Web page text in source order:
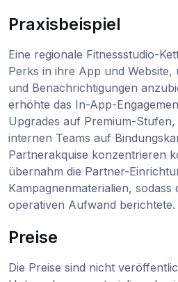
Praxisbeispiel
Eine regionale Fitnessstudio-
Perks in ihre App und Website,
und Benachrichtigungen
erhöhte das In-App-
Upgrades auf Premium-
internen Teams auf
Partnerakquise konzentrieren
übernahm die Partner-
Kampagnenmaterialien, sodass
operativen Aufwand berichtete.
Preise
Die Preise sind nicht